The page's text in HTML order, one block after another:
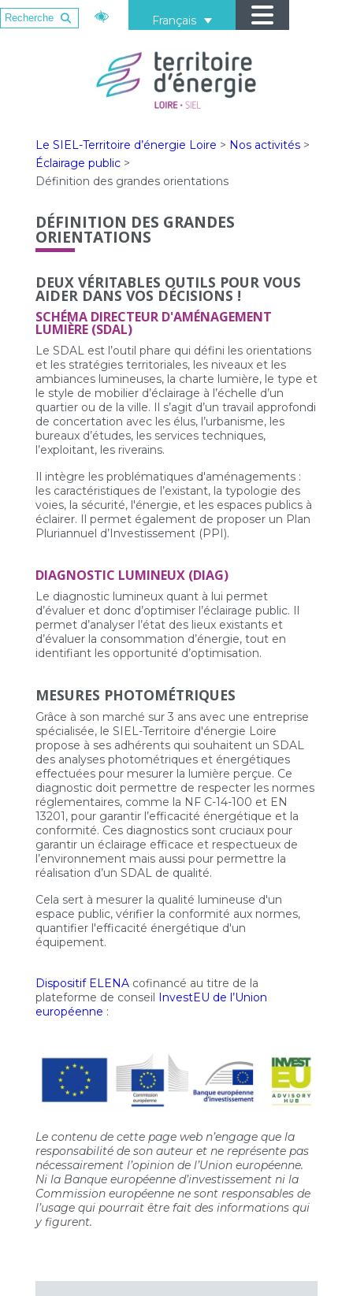
Français
Le SIEL-Territoire d’énergie Loire > Nos activités>
Éclairage public>
Définition des grandes orientations
DÉFINITION DES GRANDES
ORIENTATIONS
DEUX VÉRITABLES OUTILS POUR VOUS
AIDER DANS VOS DÉCISIONS !
SCHÉMA DIRECTEUR D'AMÉNAGEMENT
LUMIÈRE (SDAL)
Le SDAL est l’outil phare qui défini les orientations
et les stratégies territoriales, les niveaux et les
ambiances lumineuses, la charte lumière, le type et
le style de mobilier d’éclairage à l’échelle d’un
quartier ou de la ville. Il s’agit d’un travail approfondi
de concertation avec les élus, l’urbanisme, les
bureaux d’études, les services techniques,
l’exploitant, les riverains.
Il intègre les problématiques d'aménagements :
les caractéristiques de l’existant, la typologie des
voies, la sécurité, l'énergie, et les espaces publics à
éclairer. Il permet également de proposer un Plan
Pluriannuel d’Investissement (PPI).
DIAGNOSTIC LUMINEUX (DIAG)
Le diagnostic lumineux quant à lui permet
d’évaluer et donc d’optimiser l’éclairage public. Il
permet d’analyser l’état des lieux existants et
d’évaluer la consommation d’énergie, tout en
identifiant les opportunité d’optimisation.
MESURES PHOTOMÉTRIQUES
Grâce à son marché sur 3 ans avec une entreprise
spécialisée, le SIEL-Territoire d'énergie Loire
propose à ses adhérents qui souhaitent un SDAL
des analyses photométriques et énergétiques
effectuées pour mesurer la lumière perçue. Ce
diagnostic doit permettre de respecter les normes
réglementaires, comme la NF C-14-100 et EN
13201, pour garantir l’efficacité énergétique et la
conformité. Ces diagnostics sont cruciaux pour
garantir un éclairage efficace et respectueux de
l’environnement mais aussi pour permettre la
réalisation d’un SDAL de qualité.
Cela sert à mesurer la qualité lumineuse d'un
espace public, vérifier la conformité aux normes,
quantifier l'efficacité énergétique d'un
équipement.
Dispositif ELENAcofinancé au titre de la
plateforme de conseil
InvestEU de l’Union
européenne :
Le contenu de cette page web n’engage que la
responsabilité de son auteur et ne représente pas
nécessairement l’opinion de l’Union européenne.
Ni la Banque européenne d’investissement ni la
Commission européenne ne sont responsables de
l’usage qui pourrait être fait des informations qui
y figurent.